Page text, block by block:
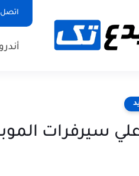
اتصل
سيرفرات